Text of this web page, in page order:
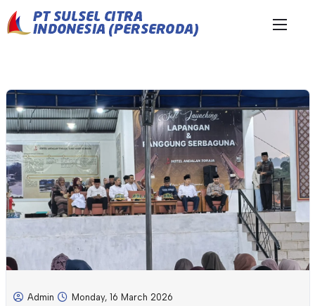
Admin Monday, 16 March 2026